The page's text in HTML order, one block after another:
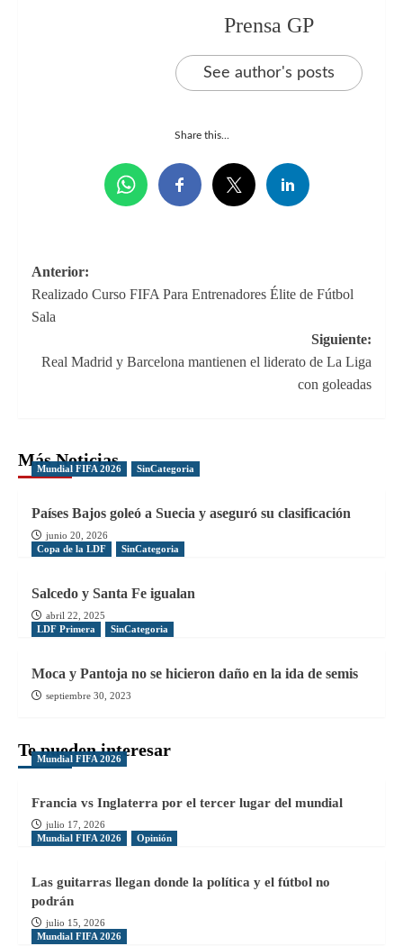
Prensa GP
See author's posts
Share this...
Navegación
de
Anterior:
Realizado Curso FIFA Para Entrenadores Élite de Fútbol
Sala
Siguiente:
Real Madrid y Barcelona mantienen el liderato de La Liga
con goleadas
Más Noticias
Mundial FIFA 2026 SinCategoria
Países Bajos goleó a Suecia y aseguró su clasificación
junio 20, 2026
Copa de la LDF
SinCategoria
Salcedo y Santa Fe igualan
abril 22, 2025
LDF Primera
SinCategoria
Moca y Pantoja no se hicieron daño en la ida de semis
septiembre 30, 2023
Te pueden interesar
Mundial FIFA 2026
Francia vs Inglaterra por el tercer lugar del mundial
julio 17, 2026
Mundial FIFA 2026
Opinión
Las guitarras llegan donde la política y el fútbol no
podrán
julio 15, 2026
Mundial FIFA 2026